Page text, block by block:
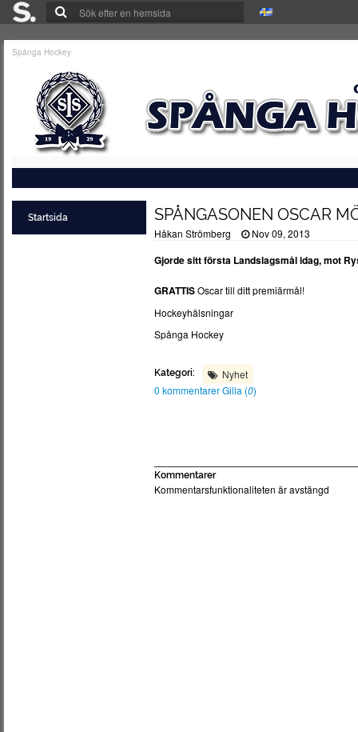
Spånga Hockey
Startsida SPÅNGASONEN OSCAR
Håkan Strömberg Nov 09, 2013
Gjorde sitt första Landslagsmål idag, mot
GRATTISOscar till ditt premiärmål!
Hockeyhälsningar
Spånga Hockey
Kategori:
Nyhet
0 kommentarerGilla (0)
Kommentarer
Kommentarsfunktionaliteten är avstängd